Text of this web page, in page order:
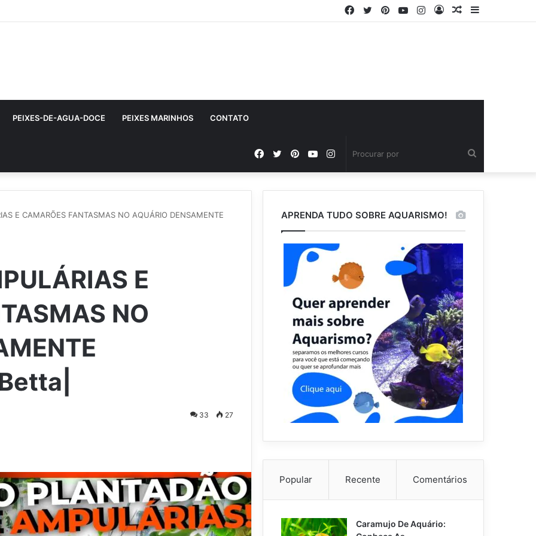
Barra
Artigo
Entrar
Instagram
YouTube
Pinterest
Twitter
Facebook
PEIXES-DE-AGUA-DOCE PEIXES MARINHOS CONTATO
por
Instagram
YouTube
Pinterest
Twitter
Facebook
E CAMARÕES FANTASMAS NO AQUÁRIO DENSAMENTE
E
NO
33 27
APRENDA TUDO SOBRE AQUARISMO!
Popular Recente Comentários
Caramujo De Aquário: